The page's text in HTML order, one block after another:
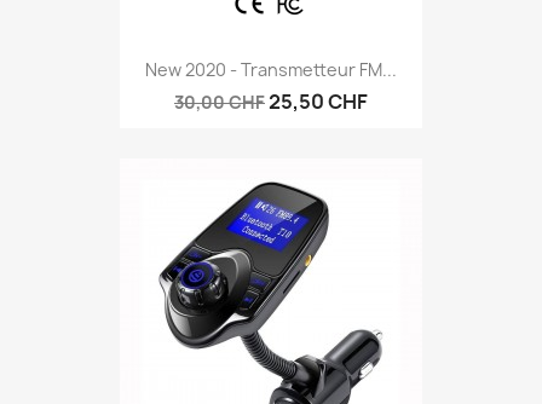
New 2020 - Transmetteur FM...
30,00 CHF25,50 CHF